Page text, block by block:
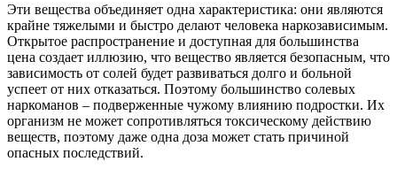
Эти вещества объединяет одна характеристика: они являются
крайне тяжелыми и быстро делают человека наркозависимым.
Открытое распространение и доступная для большинства
цена создает иллюзию, что вещество является безопасным, что
зависимость от солей будет развиваться долго и больной
успеет от них отказаться. Поэтому большинство солевых
наркоманов – подверженные чужому влиянию подростки. Их
организм не может сопротивляться токсическому действию
веществ, поэтому даже одна доза может стать причиной
опасных последствий.